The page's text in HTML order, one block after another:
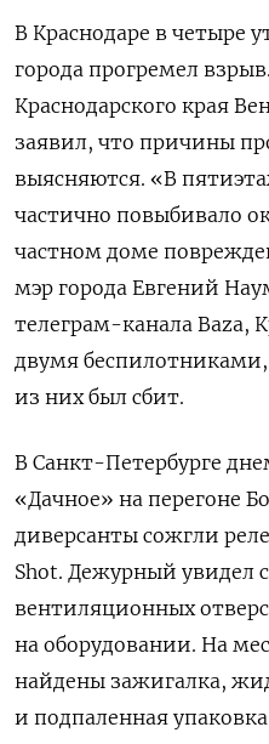
В Краснодаре в четыре
города прогремел
Краснодарского края
заявил, что причины
выясняются. «В
частично повыбивало
частном доме
мэр города Евгений
телеграм-канала Baza,
двумя
из них был сбит.
В Санкт-Петербурге
«Дачное» на перегоне
диверсанты сожгли
Shot. Дежурный увидел
вентиляционных
на оборудовании. На
найдены зажигалка,
и подпаленная